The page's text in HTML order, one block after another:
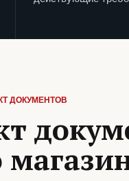
ДОКУМЕНТОВ